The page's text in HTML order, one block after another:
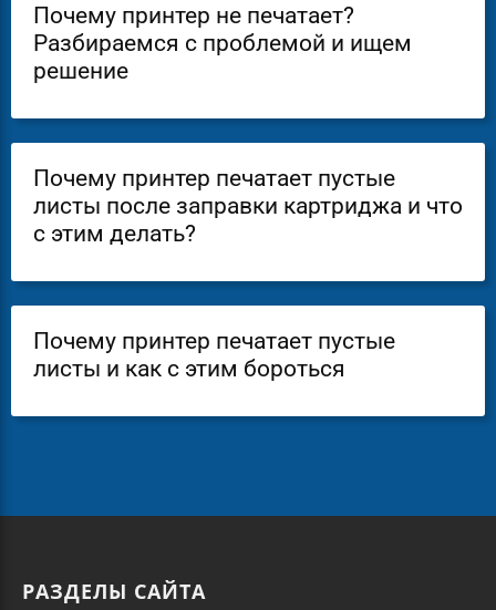
Почему принтер не печатает?
Разбираемся с проблемой и ищем
решение
Почему принтер печатает пустые
листы после заправки картриджа и что
с этим делать?
Почему принтер печатает пустые
листы и как с этим бороться
РАЗДЕЛЫ САЙТА